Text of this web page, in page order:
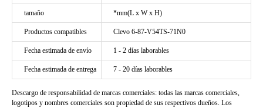
tamaño *mm(L x W x H)
Productos compatibles Clevo 6-87-V54TS-71N0
Fecha estimada de envío 1 - 2 días laborables
Fecha estimada de entrega 7 - 20 días laborables
Descargo de responsabilidad de marcas comerciales: todas las marcas comerciales,
logotipos y nombres comerciales son propiedad de sus respectivos dueños. Los